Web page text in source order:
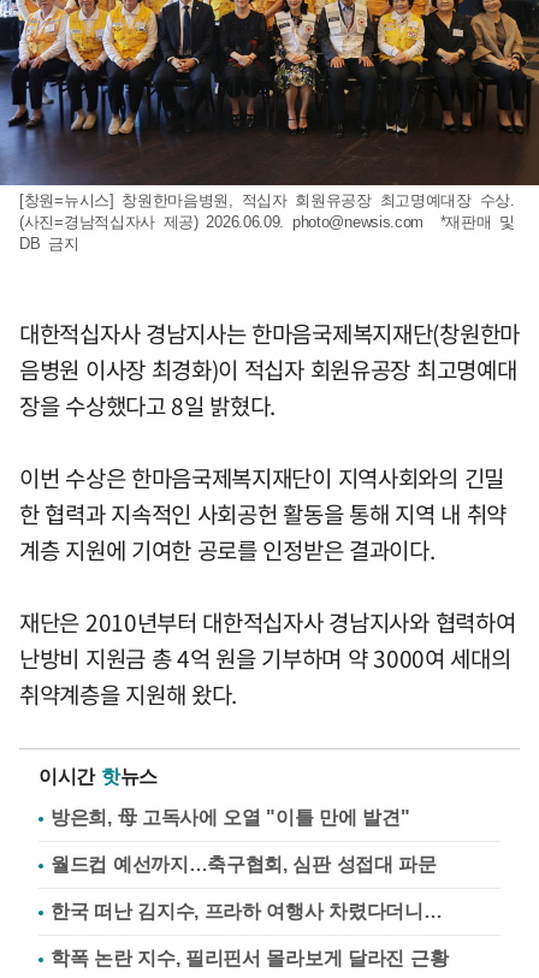
[창원=뉴시스] 창원한마음병원, 적십자 회원유공장 최고명예대장 수상.
(사진=경남적십자사 제공) 2026.06.09. photo@newsis.com *재판매 및
DB 금지
대한적십자사 경남지사는 한마음국제복지재단(창원한마
음병원 이사장 최경화)이 적십자 회원유공장 최고명예대
장을 수상했다고 8일 밝혔다.
이번 수상은 한마음국제복지재단이 지역사회와의 긴밀
한 협력과 지속적인 사회공헌 활동을 통해 지역 내 취약
계층 지원에 기여한 공로를 인정받은 결과이다.
재단은 2010년부터 대한적십자사 경남지사와 협력하여
난방비 지원금 총 4억 원을 기부하며 약 3000여 세대의
취약계층을 지원해 왔다.
이시간 핫뉴스
방은희, 母 고독사에 오열 "이틀 만에 발견"
월드컵 예선까지…축구협회, 심판 성접대 파문
한국 떠난 김지수, 프라하 여행사 차렸다더니…
학폭 논란 지수, 필리핀서 몰라보게 달라진 근황